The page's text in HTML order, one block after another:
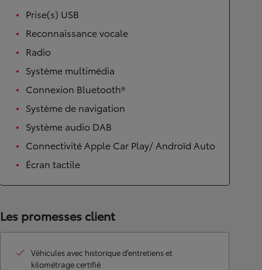
Prise(s) USB
Reconnaissance vocale
Radio
Système multimédia
Connexion Bluetooth®
Système de navigation
Système audio DAB
Connectivité Apple Car Play/ Androïd Auto
Écran tactile
Les promesses client
Véhicules avec historique d’entretiens et
kilométrage certifié